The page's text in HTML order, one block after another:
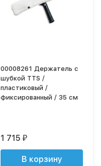
00008261 Держатель с
шубкой TTS /
пластиковый /
фиксированный / 35 см
1 715₽
В корзину